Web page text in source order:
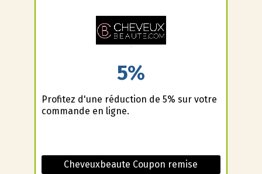
5%
Profitez d'une réduction de 5% sur votre
commande en ligne.
Cheveuxbeaute Coupon remise